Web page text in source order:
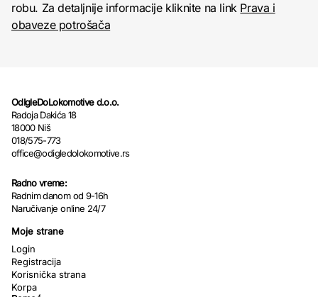
robu. Za detaljnije informacije kliknite na link Prava i
obaveze potrošača
OdIgleDoLokomotive d.o.o.
Radoja Dakića 18
18000 Niš
018/575-773
office@odigledolokomotive.rs
Radno vreme:
Radnim danom od 9-16h
Naručivanje online 24/7
Moje strane
Login
Registracija
Korisnička strana
Korpa